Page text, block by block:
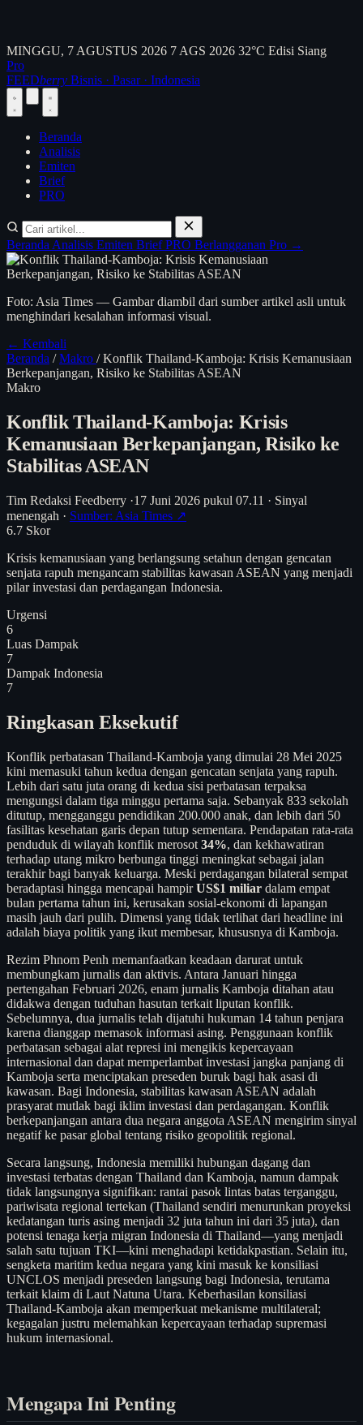
MINGGU, 7 AGUSTUS 2026 7 AGS 2026 32°C Edisi Siang
Pro
FEEDberry Bisnis · Pasar · Indonesia
Beranda
Analisis
Emiten
Brief
PRO
Beranda Analisis Emiten BriefPRO Berlangganan Pro →
Foto: Asia Times — Gambar diambil dari sumber artikel asli untuk
menghindari kesalahan informasi visual.
← Kembali
Beranda / Makro / Konflik Thailand-Kamboja: Krisis Kemanusiaan
Berkepanjangan, Risiko ke Stabilitas ASEAN
Makro
Konflik Thailand-Kamboja: Krisis
Kemanusiaan Berkepanjangan, Risiko ke
Stabilitas ASEAN
Tim Redaksi Feedberry ·17 Juni 2026 pukul 07.11 · Sinyal
menengah · Sumber: Asia Times ↗
6.7 Skor
Krisis kemanusiaan yang berlangsung setahun dengan gencatan
senjata rapuh mengancam stabilitas kawasan ASEAN yang menjadi
pilar investasi dan perdagangan Indonesia.
Urgensi
6
Luas Dampak
7
Dampak Indonesia
7
Ringkasan Eksekutif
Konflik perbatasan Thailand-Kamboja yang dimulai 28 Mei 2025
kini memasuki tahun kedua dengan gencatan senjata yang rapuh.
Lebih dari satu juta orang di kedua sisi perbatasan terpaksa
mengungsi dalam tiga minggu pertama saja. Sebanyak 833 sekolah
ditutup, mengganggu pendidikan 200.000 anak, dan lebih dari 50
fasilitas kesehatan garis depan tutup sementara. Pendapatan rata-rata
penduduk di wilayah konflik merosot 34%, dan kekhawatiran
terhadap utang mikro berbunga tinggi meningkat sebagai jalan
terakhir bagi banyak keluarga. Meski perdagangan bilateral sempat
beradaptasi hingga mencapai hampirUS$1 miliar dalam empat
bulan pertama tahun ini, kerusakan sosial-ekonomi di lapangan
masih jauh dari pulih. Dimensi yang tidak terlihat dari headline ini
adalah biaya politik yang ikut membesar, khususnya di Kamboja.
Rezim Phnom Penh memanfaatkan keadaan darurat untuk
membungkam jurnalis dan aktivis. Antara Januari hingga
pertengahan Februari 2026, enam jurnalis Kamboja ditahan atau
didakwa dengan tuduhan hasutan terkait liputan konflik.
Sebelumnya, dua jurnalis telah dijatuhi hukuman 14 tahun penjara
karena dianggap memasok informasi asing. Penggunaan konflik
perbatasan sebagai alat represi ini mengikis kepercayaan
internasional dan dapat memperlambat investasi jangka panjang di
Kamboja serta menciptakan preseden buruk bagi hak asasi di
kawasan. Bagi Indonesia, stabilitas kawasan ASEAN adalah
prasyarat mutlak bagi iklim investasi dan perdagangan. Konflik
berkepanjangan antara dua negara anggota ASEAN mengirim sinyal
negatif ke pasar global tentang risiko geopolitik regional.
Secara langsung, Indonesia memiliki hubungan dagang dan
investasi terbatas dengan Thailand dan Kamboja, namun dampak
tidak langsungnya signifikan: rantai pasok lintas batas terganggu,
pariwisata regional tertekan (Thailand sendiri menurunkan proyeksi
kedatangan turis asing menjadi 32 juta tahun ini dari 35 juta), dan
potensi tenaga kerja migran Indonesia di Thailand—yang menjadi
salah satu tujuan TKI—kini menghadapi ketidakpastian. Selain itu,
sengketa maritim kedua negara yang kini masuk ke konsiliasi
UNCLOS menjadi preseden langsung bagi Indonesia, terutama
terkait klaim di Laut Natuna Utara. Keberhasilan konsiliasi
Thailand-Kamboja akan memperkuat mekanisme multilateral;
kegagalan justru melemahkan kepercayaan terhadap supremasi
hukum internasional.
Mengapa Ini Penting